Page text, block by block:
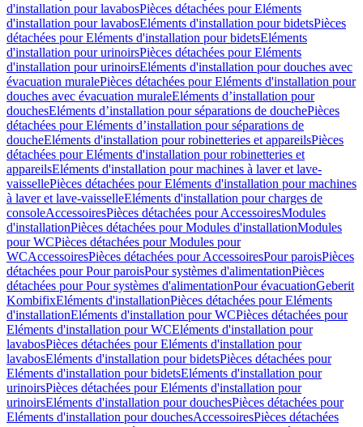
d'installation pour lavabosPièces détachées pour Eléments
d'installation pour lavabosEléments d'installation pour bidetsPièces
détachées pour Eléments d'installation pour bidetsEléments
d'installation pour urinoirsPièces détachées pour Eléments
d'installation pour urinoirsEléments d'installation pour douches avec
évacuation muralePièces détachées pour Eléments d'installation pour
douches avec évacuation muraleEléments d’installation pour
douchesEléments d’installation pour séparations de douchePièces
détachées pour Eléments d’installation pour séparations de
doucheEléments d'installation pour robinetteries et appareilsPièces
détachées pour Eléments d'installation pour robinetteries et
appareilsEléments d'installation pour machines à laver et lave-
vaissellePièces détachées pour Eléments d'installation pour machines
à laver et lave-vaisselleEléments d'installation pour charges de
consoleAccessoiresPièces détachées pour AccessoiresModules
d'installationPièces détachées pour Modules d'installationModules
pour WCPièces détachées pour Modules pour
WCAccessoiresPièces détachées pour AccessoiresPour paroisPièces
détachées pour Pour paroisPour systèmes d'alimentationPièces
détachées pour Pour systèmes d'alimentationPour évacuationGeberit
KombifixEléments d'installationPièces détachées pour Eléments
d'installationEléments d'installation pour WCPièces détachées pour
Eléments d'installation pour WCEléments d'installation pour
lavabosPièces détachées pour Eléments d'installation pour
lavabosEléments d'installation pour bidetsPièces détachées pour
Eléments d'installation pour bidetsEléments d'installation pour
urinoirsPièces détachées pour Eléments d'installation pour
urinoirsEléments d'installation pour douchesPièces détachées pour
Eléments d'installation pour douchesAccessoiresPièces détachées